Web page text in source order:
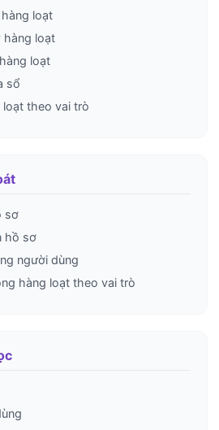
loạt
hàng loạt
loạt
sổ
theo vai trò
sơ
hồ sơ
người dùng
hàng loạt theo vai trò